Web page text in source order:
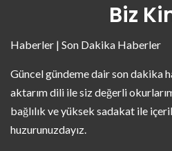
Biz
Haberler | Son Dakika Haberler
Güncel gündeme dair son dakika
aktarım dili ile siz değerli
bağlılık ve yüksek sadakat ile
huzurunuzdayız.